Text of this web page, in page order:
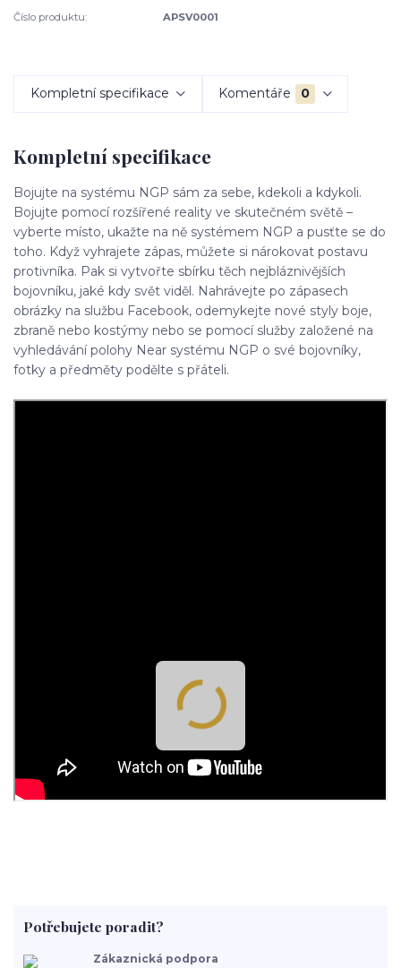
Číslo produktu: APSV0001
Kompletní specifikace Komentáře 0
Kompletní specifikace
Bojujte na systému NGP sám za sebe, kdekoli a kdykoli.
Bojujte pomocí rozšířené reality ve skutečném světě –
vyberte místo, ukažte na ně systémem NGP a pusťte se do
toho. Když vyhrajete zápas, můžete si nárokovat postavu
protivníka. Pak si vytvořte sbírku těch nejbláznivějších
bojovníku, jaké kdy svět viděl. Nahrávejte po zápasech
obrázky na službu Facebook, odemykejte nové styly boje,
zbraně nebo kostýmy nebo se pomocí služby založené na
vyhledávání polohy Near systému NGP o své bojovníky,
fotky a předměty podělte s přáteli.
Potřebujete poradit?
Zákaznická podpora